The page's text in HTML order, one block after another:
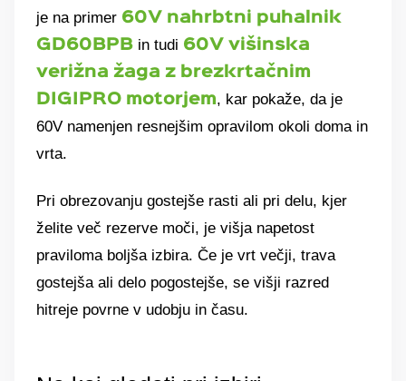
je na primer 60V nahrbtni puhalnik
GD60BPB in tudi 60V višinska
verižna žaga z brezkrtačnim
DIGIPRO motorjem, kar pokaže, da je
60V namenjen resnejšim opravilom okoli doma in
vrta.
Pri obrezovanju gostejše rasti ali pri delu, kjer
želite več rezerve moči, je višja napetost
praviloma boljša izbira. Če je vrt večji, trava
gostejša ali delo pogostejše, se višji razred
hitreje povrne v udobju in času.